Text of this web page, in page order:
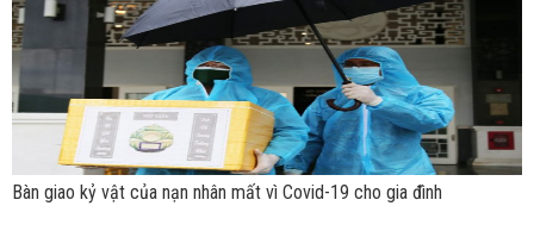
Bàn giao kỷ vật của nạn nhân mất vì Covid-19 cho gia đình